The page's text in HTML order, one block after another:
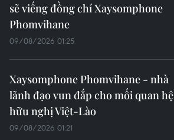
sẽ viếng đồng chí Xaysomphone
Phomvihane
09/08/2026 01:25
Xaysomphone Phomvihane - nhà
lãnh đạo vun đắp cho mối quan hệ
hữu nghị Việt-Lào
09/08/2026 01:21